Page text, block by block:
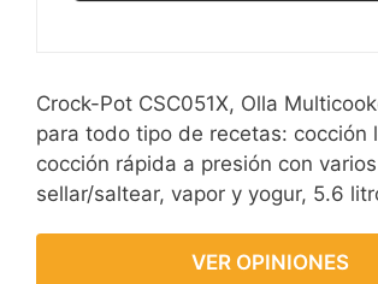
Crock-Pot CSC051X, Olla
para todo tipo de recetas: cocción
cocción rápida a presión con
sellar/saltear, vapor y yogur, 5.6
VER OPINIONES